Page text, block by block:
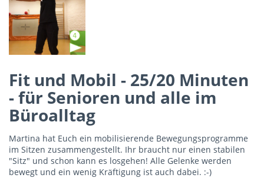
Fit und Mobil - 25/20 Minuten
- für Senioren und alle im
Büroalltag
Martina hat Euch ein mobilisierende Bewegungsprogramme
im Sitzen zusammengestellt. Ihr braucht nur einen stabilen
"Sitz" und schon kann es losgehen! Alle Gelenke werden
bewegt und ein wenig Kräftigung ist auch dabei. :-)